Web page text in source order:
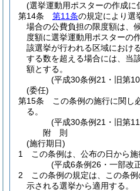
(選挙運動用ポスターの作成に
第14条
第11条の規定により選
場合の公費負担の限度額は、
度額に選挙運動用ポスターの
該選挙が行われる区域におけ
する数を超える場合には、当
額とする。
(平成30条例21・旧第
(委任)
第15条
この条例の施行に関し
る。
(平成30条例21・旧第
附 則
(施行期日)
1
この条例は、公布の日から施
(平成6条例26・一部改
2
この条例の規定は、この条
示される選挙から適用する。